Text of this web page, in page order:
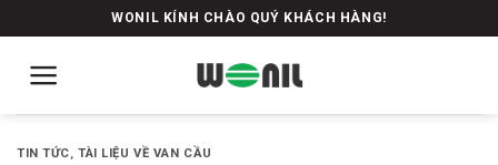
to
content
WONIL KÍNH CHÀO QUÝ KHÁCH HÀNG!
TIN TỨC,TÀI LIỆU VỀ VAN CẦU